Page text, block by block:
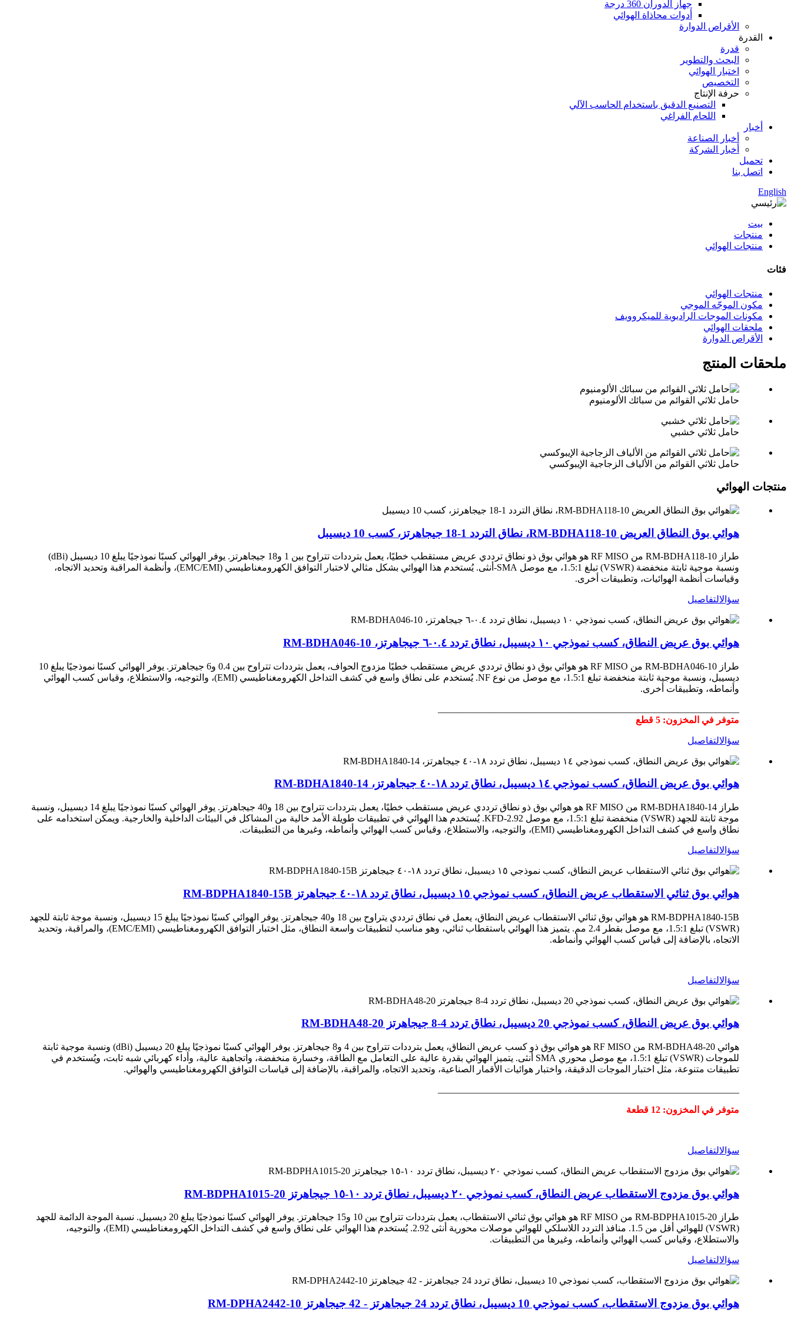
جهاز الدوران 360 درجة
أدوات محاذاة الهوائي
الأقراص الدوارة
القدرة
قدرة
البحث والتطوير
اختبار الهوائي
التخصيص
حرفة الإنتاج
التصنيع الدقيق باستخدام الحاسب الآلي
اللحام الفراغي
أخبار
أخبار الصناعة
أخبار الشركة
تحميل
اتصل بنا
English
بيت
منتجات
منتجات الهوائي
فئات
منتجات الهوائي
مكون الموجّه الموجي
مكونات الموجات الراديوية للميكروويف
ملحقات الهوائي
الأقراص الدوارة
ملحقات المنتج
حامل ثلاثي القوائم من سبائك الألومنيوم
حامل ثلاثي خشبي
حامل ثلاثي القوائم من الألياف الزجاجية الإيبوكسي
منتجات الهوائي
هوائي بوق النطاق العريض RM-BDHA118-10، نطاق التردد 1-18 جيجاهرتز، كسب 10 ديسيبل
طراز RM-BDHA118-10 من RF MISO هو هوائي بوق ذو نطاق ترددي عريض مستقطب خطيًا، يعمل بترددات تتراوح بين 1 و18 جيجاهرتز. يوفر الهوائي كسبًا نموذجيًا يبلغ 10 ديسيبل (dBi)
ونسبة موجية ثابتة منخفضة (VSWR) تبلغ 1.5:1، مع موصل SMA-أنثى. يُستخدم هذا الهوائي بشكل مثالي لاختبار التوافق الكهرومغناطيسي (EMC/EMI)، وأنظمة المراقبة وتحديد الاتجاه،
وقياسات أنظمة الهوائيات، وتطبيقات أخرى.
سؤالالتفاصيل
هوائي بوق عريض النطاق، كسب نموذجي ١٠ ديسيبل، نطاق تردد ٠.٤-٦ جيجاهرتز، RM-BDHA046-10
طراز RM-BDHA046-10 من RF MISO هو هوائي بوق ذو نطاق ترددي عريض مستقطب خطيًا مزدوج الحواف، يعمل بترددات تتراوح بين 0.4 و6 جيجاهرتز. يوفر الهوائي كسبًا نموذجيًا يبلغ 10
ديسيبل، ونسبة موجية ثابتة منخفضة تبلغ 1.5:1، مع موصل من نوع NF. يُستخدم على نطاق واسع في كشف التداخل الكهرومغناطيسي (EMI)، والتوجيه، والاستطلاع، وقياس كسب الهوائي
وأنماطه، وتطبيقات أخرى.
متوفر في المخزون: 5 قطع
سؤالالتفاصيل
هوائي بوق عريض النطاق، كسب نموذجي ١٤ ديسيبل، نطاق تردد ١٨-٤٠ جيجاهرتز، RM-BDHA1840-14
طراز RM-BDHA1840-14 من RF MISO هو هوائي بوق ذو نطاق ترددي عريض مستقطب خطيًا، يعمل بترددات تتراوح بين 18 و40 جيجاهرتز. يوفر الهوائي كسبًا نموذجيًا يبلغ 14 ديسيبل، ونسبة
موجة ثابتة للجهد (VSWR) منخفضة تبلغ 1.5:1، مع موصل 2.92-KFD. يُستخدم هذا الهوائي في تطبيقات طويلة الأمد خالية من المشاكل في البيئات الداخلية والخارجية. ويمكن استخدامه على
نطاق واسع في كشف التداخل الكهرومغناطيسي (EMI)، والتوجيه، والاستطلاع، وقياس كسب الهوائي وأنماطه، وغيرها من التطبيقات.
سؤالالتفاصيل
هوائي بوق ثنائي الاستقطاب عريض النطاق، كسب نموذجي ١٥ ديسيبل، نطاق تردد ١٨-٤٠ جيجاهرتز RM-BDPHA1840-15B
RM-BDPHA1840-15B هو هوائي بوق ثنائي الاستقطاب عريض النطاق، يعمل في نطاق ترددي يتراوح بين 18 و40 جيجاهرتز. يوفر الهوائي كسبًا نموذجيًا يبلغ 15 ديسيبل، ونسبة موجة ثابتة للجهد
(VSWR) تبلغ 1.5:1، مع موصل بقطر 2.4 مم. يتميز هذا الهوائي باستقطاب ثنائي، وهو مناسب لتطبيقات واسعة النطاق، مثل اختبار التوافق الكهرومغناطيسي (EMC/EMI)، والمراقبة، وتحديد
الاتجاه، بالإضافة إلى قياس كسب الهوائي وأنماطه.
سؤالالتفاصيل
هوائي بوق عريض النطاق، كسب نموذجي 20 ديسيبل، نطاق تردد 4-8 جيجاهرتز RM-BDHA48-20
هوائي RM-BDHA48-20 من RF MISO هو هوائي بوق ذو كسب عريض النطاق، يعمل بترددات تتراوح بين 4 و8 جيجاهرتز. يوفر الهوائي كسبًا نموذجيًا يبلغ 20 ديسيبل (dBi) ونسبة موجية ثابتة
للموجات (VSWR) تبلغ 1.5:1، مع موصل محوري SMA أنثى. يتميز الهوائي بقدرة عالية على التعامل مع الطاقة، وخسارة منخفضة، واتجاهية عالية، وأداء كهربائي شبه ثابت، ويُستخدم في
تطبيقات متنوعة، مثل اختبار الموجات الدقيقة، واختبار هوائيات الأقمار الصناعية، وتحديد الاتجاه، والمراقبة، بالإضافة إلى قياسات التوافق الكهرومغناطيسي والهوائي.
متوفر في المخزون: 12 قطعة
سؤالالتفاصيل
هوائي بوق مزدوج الاستقطاب عريض النطاق، كسب نموذجي ٢٠ ديسيبل، نطاق تردد ١٠-١٥ جيجاهرتز RM-BDPHA1015-20
طراز RM-BDPHA1015-20 من RF MISO هو هوائي بوق ثنائي الاستقطاب، يعمل بترددات تتراوح بين 10 و15 جيجاهرتز. يوفر الهوائي كسبًا نموذجيًا يبلغ 20 ديسيبل. نسبة الموجة الدائمة للجهد
(VSWR) للهوائي أقل من 1.5. منافذ التردد اللاسلكي للهوائي موصلات محورية أنثى 2.92. يُستخدم هذا الهوائي على نطاق واسع في كشف التداخل الكهرومغناطيسي (EMI)، والتوجيه،
والاستطلاع، وقياس كسب الهوائي وأنماطه، وغيرها من التطبيقات.
سؤالالتفاصيل
هوائي بوق مزدوج الاستقطاب، كسب نموذجي 10 ديسيبل، نطاق تردد 24 جيجاهرتز - 42 جيجاهرتز RM-DPHA2442-10